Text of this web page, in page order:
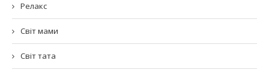
Релакс
Світ мами
Світ тата